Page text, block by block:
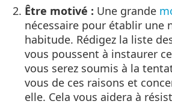
Être motivé : Une grande
nécessaire pour établir une
habitude. Rédigez la liste
vous poussent à instaurer
vous serez soumis à la
vous de ces raisons et
elle. Cela vous aidera à